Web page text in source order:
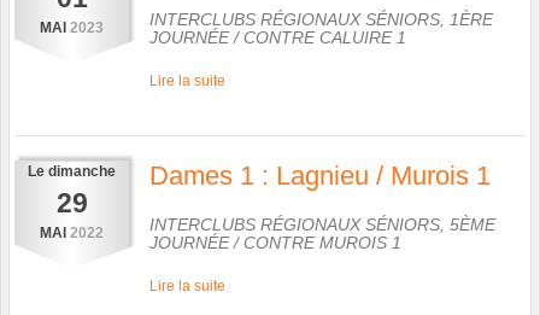
MAI 2023
INTERCLUBS RÉGIONAUX SÉNIORS, 1ÈRE
JOURNÉE/ CONTRECALUIRE 1
Lire la suite
Le dimanche
29
MAI 2022
Dames 1 : Lagnieu / Murois 1
INTERCLUBS RÉGIONAUX SÉNIORS, 5ÈME
JOURNÉE/ CONTREMUROIS 1
Lire la suite